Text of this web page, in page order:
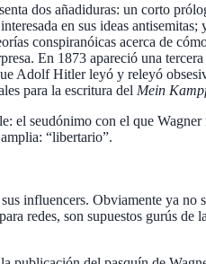
dos añadiduras: un corto
interesada en sus ideas
conspiranóicas acerca de
En 1873 apareció una
Adolf Hitler leyó y releyó
para la escritura del Mein
el seudónimo con el que
“libertario”.
influencers. Obviamente ya no
redes, son supuestos gurús